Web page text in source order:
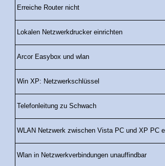
Erreiche Router nicht
Lokalen Netzwerkdrucker einrichten
Arcor Easybox und wlan
Win XP: Netzwerkschlüssel
Telefonleitung zu Schwach
WLAN Netzwerk zwischen Vista PC und XP PC
Wlan in Netzwerkverbindungen unauffindbar